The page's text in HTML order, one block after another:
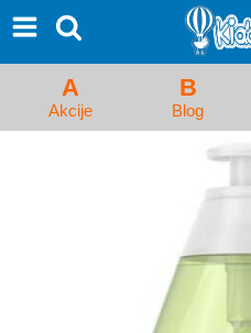
Proizvodi
Početna
Kolica za bebe i dečija kolica
Auto sedišta za decu i bebe
Kadice, noše i adapteri
A
Akcije
B
Blog